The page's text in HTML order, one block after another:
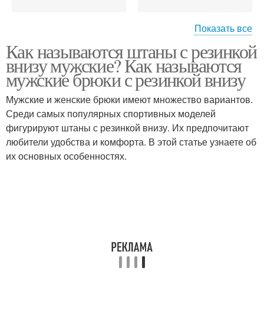
Штаны на резинке
Показать все
Как называются штаны с резинкой
внизу мужские? Как называются
мужские брюки с резинкой внизу
Мужские и женские брюки имеют множество вариантов.
Среди самых популярных спортивных моделей
фигурируют штаны с резинкой внизу. Их предпочитают
любители удобства и комфорта. В этой статье узнаете об
их основных особенностях.